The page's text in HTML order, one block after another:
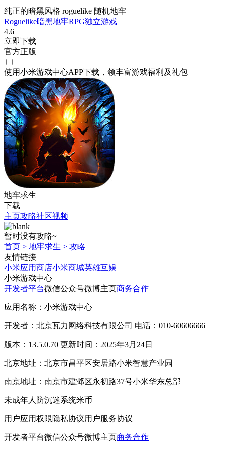
纯正的暗黑风格 roguelike 随机地牢
Roguelike暗黑地牢RPG独立游戏
4.6
立即下载
官方正版
使用小米游戏中心APP下载 ，领丰富游戏福利 及礼包
地牢求生
下载
主页攻略社区视频
暂时没有攻略~
首页 > 地牢求生 > 攻略
友情链接
小米应用商店小米商城英雄互娱
小米游戏中心
开发者平台微信公众号微博主页商务合作
应用名称：小米游戏中心
开发者：北京瓦力网络科技有限公司 电话：010-60606666
版本：13.5.0.70 更新时间：2025年3月24日
北京地址：北京市昌平区安居路小米智慧产业园
南京地址：南京市建邺区永初路37号小米华东总部
未成年人防沉迷系统米币
用户应用权限隐私协议用户服务协议
开发者平台微信公众号微博主页商务合作